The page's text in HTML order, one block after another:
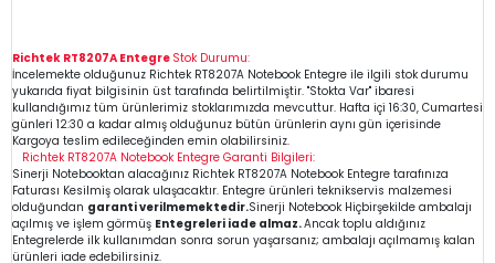
Richtek RT8207A Entegre Stok Durumu:
İncelemekte olduğunuz Richtek RT8207A Notebook Entegre ile ilgili stok durumu
yukarıda fiyat bilgisinin üst tarafında belirtilmiştir. "Stokta Var" ibaresi
kullandığımız tüm ürünlerimiz stoklarımızda mevcuttur. Hafta içi 16:30, Cumartesi
günleri 12:30 a kadar almış olduğunuz bütün ürünlerin aynı gün içerisinde
Kargoya teslim edileceğinden emin olabilirsiniz.
Richtek RT8207A Notebook Entegre Garanti Bilgileri:
Sinerji Notebooktan alacağınız Richtek RT8207A Notebook Entegre tarafınıza
Faturası Kesilmiş olarak ulaşacaktır. Entegre ürünleri teknikservis malzemesi
olduğundan garanti verilmemektedir.Sinerji Notebook Hiçbirşekilde ambalajı
açılmış ve işlem görmüş Entegreleri iade almaz.Ancak toplu aldığınız
Entegrelerde ilk kullanımdan sonra sorun yaşarsanız; ambalajı açılmamış kalan
ürünleri iade edebilirsiniz.